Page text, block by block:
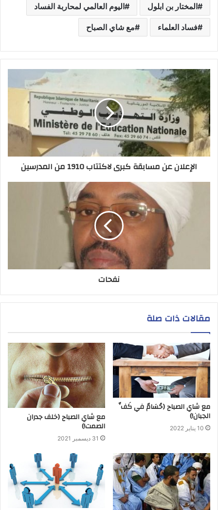
المختار بن ابلول اليوم العالمي لمحاربة الفساد
فساد العلماء مع شاي الصباح
الإعلان عن مسابقة كبرى لاكتتاب 1910 من المدرسين
نفحات
مقالات ذات صلة
مع شاي الصباح (حُسَامٌ في كَفِّ
الجبان!)
10 يناير 2022
مع شاي الصباح (خلف جدران
الصمت!)
31 ديسمبر 2021